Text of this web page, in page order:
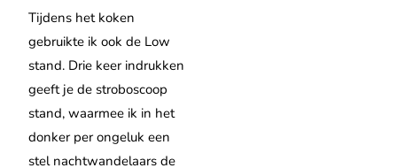
Tijdens het koken
gebruikte ik ook de Low
stand. Drie keer indrukken
geeft je de stroboscoop
stand, waarmee ik in het
donker per ongeluk een
stel nachtwandelaars de